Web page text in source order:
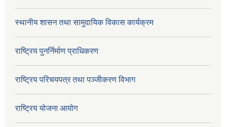
स्थानीय शासन तथा सामुदायिक विकास कार्यक्रम
राष्ट्रिय पुनर्निर्माण प्राधिकरण
राष्ट्रिय परिचयपत्र तथा पञ्जीकरण विभाग
राष्ट्रिय योजना आयोग